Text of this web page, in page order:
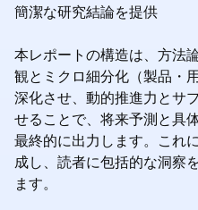
簡潔な研究結論を提供
本レポートの構造は、方法
観とミクロ細分化（製品・
深化させ、動的推進力とサ
せることで、将来予測と具
最終的に出力します。これ
成し、読者に包括的な洞察
ます。